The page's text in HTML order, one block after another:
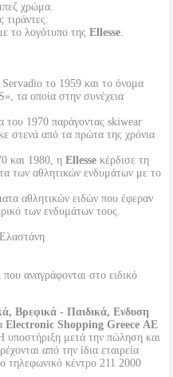
χρώμα.
το λογότυπο της Ellesse.
το 1959 και το όνομα
τα οποία στην συνέχεια
του 1970 παράγοντας skiwear
στενά από τα πρώτα της χρόνια
και 1980, η Ellesse κέρδισε τη
των αθλητικών ενδυμάτων με το
αθλητικών ειδών που έφεραν
των ενδυμάτων τους.
αναγράφονται στο ειδικό
Βρεφικά - Παιδικά, Ενδυση
Electronic Shopping Greece ΑΕ
υποστήριξη μετά την πώληση και
από την ίδια εταιρεία
τηλεφωνικό κέντρο 211 2000